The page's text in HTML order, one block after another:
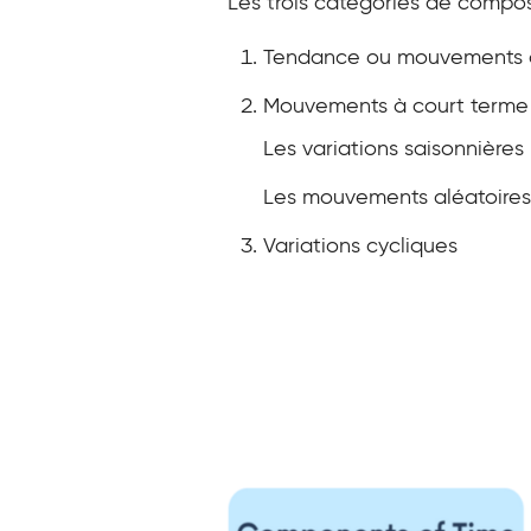
Tendance ou
Mouvements à court terme
Les variations saisonnières
Les mouvements
Variations cycliques